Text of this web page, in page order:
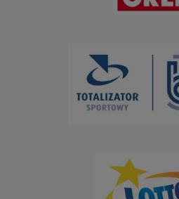
Kolarstwo górskie
Kolarstwo szosowe
Koszykówka